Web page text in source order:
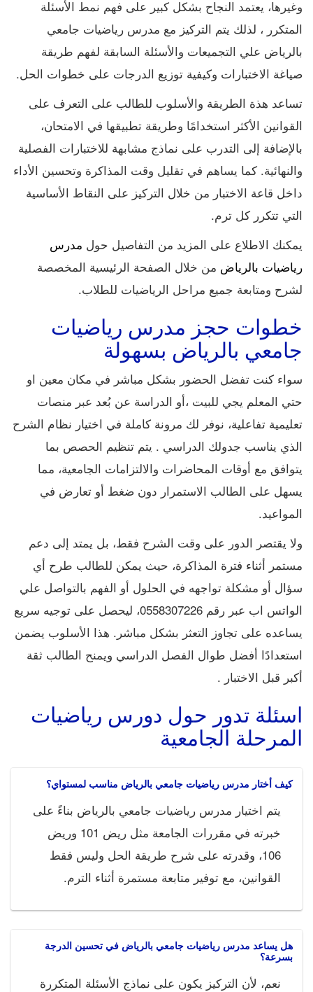
وغيرها، يعتمد النجاح بشكل كبير على فهم نمط الأسئلة
المتكرر ، لذلك يتم التركيز مع مدرس رياضيات جامعي
بالرياض علي التجميعات والأسئلة السابقة لفهم طريقة
صياغة الاختبارات وكيفية توزيع الدرجات على خطوات الحل.
تساعد هذة الطريقة والأسلوب للطالب على التعرف على
القوانين الأكثر استخدامًا وطريقة تطبيقها في الامتحان،
بالإضافة إلى التدرب على نماذج مشابهة للاختبارات الفصلية
والنهائية. كما يساهم في تقليل وقت المذاكرة وتحسين الأداء
داخل قاعة الاختبار من خلال التركيز على النقاط الأساسية
التي تتكرر كل ترم.
يمكنك الاطلاع على المزيد من التفاصيل حول مدرس
رياضيات بالرياض من خلال الصفحة الرئيسية المخصصة
لشرح ومتابعة جميع مراحل الرياضيات للطلاب.
خطوات حجز مدرس رياضيات
جامعي بالرياض بسهولة
سواء كنت تفضل الحضور بشكل مباشر في مكان معين او
حتي المعلم يجي للبيت ،أو الدراسة عن بُعد عبر منصات
تعليمية تفاعلية، نوفر لك مرونة كاملة في اختيار نظام الشرح
الذي يناسب جدولك الدراسي . يتم تنظيم الحصص بما
يتوافق مع أوقات المحاضرات والالتزامات الجامعية، مما
يسهل على الطالب الاستمرار دون ضغط أو تعارض في
المواعيد.
ولا يقتصر الدور على وقت الشرح فقط، بل يمتد إلى دعم
مستمر أثناء فترة المذاكرة، حيث يمكن للطالب طرح أي
سؤال أو مشكلة تواجهه في الحلول أو الفهم بالتواصل علي
الواتس اب عبر رقم 0558307226، ليحصل على توجيه سريع
يساعده على تجاوز التعثر بشكل مباشر. هذا الأسلوب يضمن
استعدادًا أفضل طوال الفصل الدراسي ويمنح الطالب ثقة
أكبر قبل الاختبار .
اسئلة تدور حول دورس رياضيات
المرحلة الجامعية
كيف أختار مدرس رياضيات جامعي بالرياض مناسب لمستواي؟
يتم اختيار مدرس رياضيات جامعي بالرياض بناءً على
خبرته في مقررات الجامعة مثل ريض 101 وريض
106، وقدرته على شرح طريقة الحل وليس فقط
القوانين، مع توفير متابعة مستمرة أثناء الترم.
هل يساعد مدرس رياضيات جامعي بالرياض في تحسين الدرجة
بسرعة؟
نعم، لأن التركيز يكون على نماذج الأسئلة المتكررة